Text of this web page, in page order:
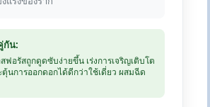
กัน:
อรัสถูกดูดซับง่ายขึ้น เร่งการเจริญเติบโต
ตุ้นการออกดอกได้ดีกว่าใช้เดี่ยว ผสมฉีด